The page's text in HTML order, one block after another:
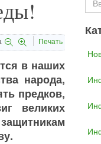
Печать
в наших
народа,
предков,
великих